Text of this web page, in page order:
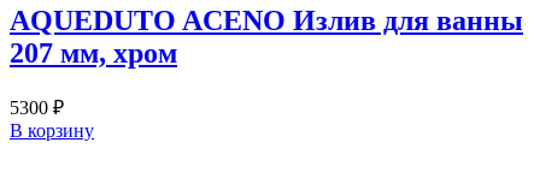
AQUEDUTO ACENO Излив для ванны
207 мм, хром
5300 ₽
В корзину